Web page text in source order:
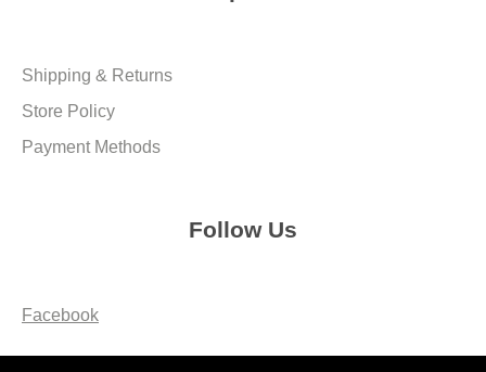
Shipping & Returns
Store Policy
Payment Methods
Follow Us
Facebook